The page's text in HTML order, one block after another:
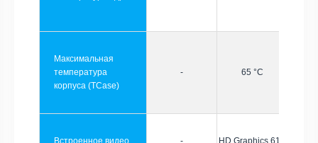
Максимальная
температура
корпуса (TCase)
- 65 °C